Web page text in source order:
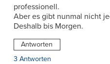
professionell.
Aber es gibt nunmal nicht
Deshalb bis Morgen.
Antworten
3 Antworten